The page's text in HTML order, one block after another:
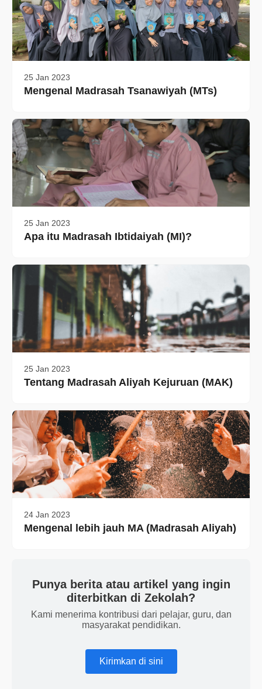
25 Jan 2023
Mengenal Madrasah Tsanawiyah (MTs)
25 Jan 2023
Apa itu Madrasah Ibtidaiyah (MI)?
25 Jan 2023
Tentang Madrasah Aliyah Kejuruan (MAK)
24 Jan 2023
Mengenal lebih jauh MA (Madrasah Aliyah)
Punya berita atau artikel yang ingin
diterbitkan di Zekolah?
Kami menerima kontribusi dari pelajar, guru, dan
masyarakat pendidikan.
Kirimkan di sini